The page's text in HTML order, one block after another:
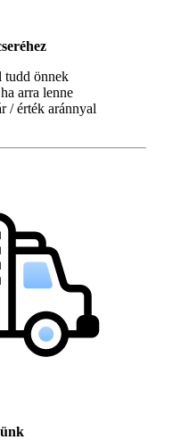
tudd önnek
arra lenne
/ érték aránnyal